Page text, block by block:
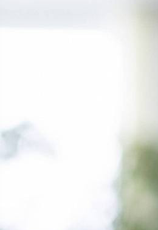
Врач-онколог Максим Шумбасов
Фото:
отделением опухолей молочной
краевого онкологического